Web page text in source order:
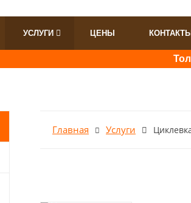
УСЛУГИ ЦЕНЫ КОНТАКТЫ
Только
Главная Услуги